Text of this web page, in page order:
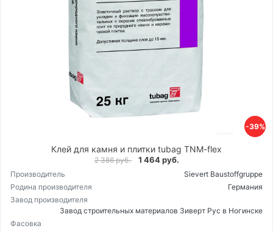
-39%
Клей для камня и плитки tubag TNM-flex
2 386 руб. 1 464 руб.
Производитель
Sievert Baustoffgruppe
Родина производителя
Германия
Завод производителя
Завод строительных материалов Зиверт Рус в Ногинске
Фасовка